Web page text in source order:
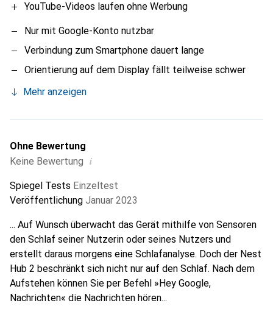
YouTube-Videos laufen ohne Werbung
Nur mit Google-Konto nutzbar
Verbindung zum Smartphone dauert lange
Orientierung auf dem Display fällt teilweise schwer
Mehr anzeigen
Ohne Bewertung
Keine Bewertung i
Spiegel Tests Einzeltest
Veröffentlichung Januar 2023
... Auf Wunsch überwacht das Gerät mithilfe von Sensoren
den Schlaf seiner Nutzerin oder seines Nutzers und
erstellt daraus morgens eine Schlafanalyse. Doch der Nest
Hub 2 beschränkt sich nicht nur auf den Schlaf. Nach dem
Aufstehen können Sie per Befehl »Hey Google,
Nachrichten« die Nachrichten hören...